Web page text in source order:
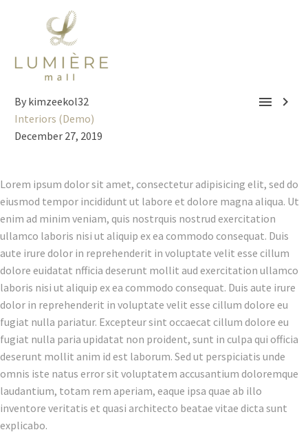
 
By kimzeekol32
Interiors (Demo)
December 27, 2019
Lorem ipsum dolor sit amet, consectetur adipisicing elit, sed do
eiusmod tempor incididunt ut labore et dolore magna aliqua. Ut
enim ad minim veniam, quis nostrquis nostrud exercitation
ullamco laboris nisi ut aliquip ex ea commodo consequat. Duis
aute irure dolor in reprehenderit in voluptate velit esse cillum
dolore euidatat nfficia deserunt mollit aud exercitation ullamco
laboris nisi ut aliquip ex ea commodo consequat. Duis aute irure
dolor in reprehenderit in voluptate velit esse cillum dolore eu
fugiat nulla pariatur. Excepteur sint occaecat cillum dolore eu
fugiat nulla paria upidatat non proident, sunt in culpa qui officia
deserunt mollit anim id est laborum. Sed ut perspiciatis unde
omnis iste natus error sit voluptatem accusantium doloremque
laudantium, totam rem aperiam, eaque ipsa quae ab illo
inventore veritatis et quasi architecto beatae vitae dicta sunt
explicabo.